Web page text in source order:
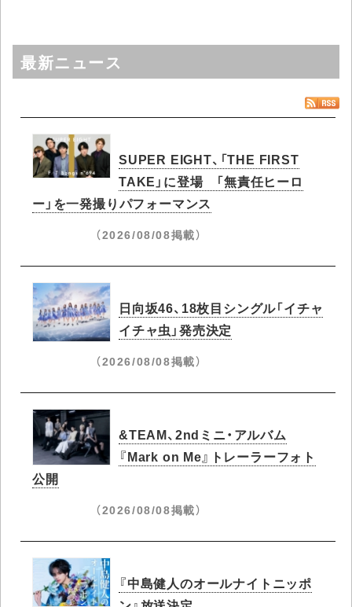
最新ニュース
SUPER EIGHT、「THE FIRST
TAKE」に登場 「無責任ヒーロ
ー」を一発撮りパフォーマンス
（2026/08/08掲載）
日向坂46、18枚目シングル「イチャ
イチャ虫」発売決定
（2026/08/08掲載）
&TEAM、2ndミニ・アルバム
『Mark on Me』トレーラーフォト
公開
（2026/08/08掲載）
『中島健人のオールナイトニッポ